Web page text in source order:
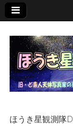
ほうき星観測隊